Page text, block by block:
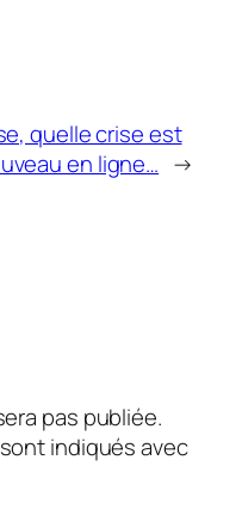
quelle crise est
en ligne… →
pas publiée.
indiqués avec